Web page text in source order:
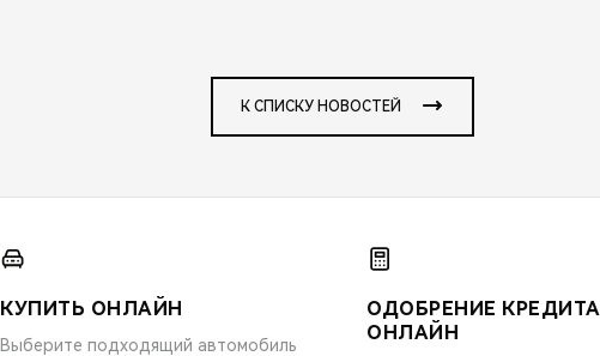
К СПИСКУ НОВОСТЕЙ
КУПИТЬ ОНЛАЙН
Выберите подходящий автомобиль
ОДОБРЕНИЕ КРЕДИТА
ОНЛАЙН